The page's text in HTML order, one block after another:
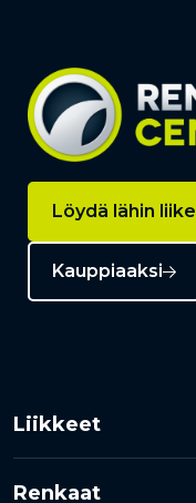
Löydä lähin liike
Kauppiaaksi
Liikkeet
Renkaat